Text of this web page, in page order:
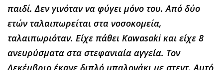
παιδί. Δεν γινόταν να φύγει μόνο του. Από δύο
ετών ταλαιπωρείται στα νοσοκομεία,
ταλαιπωριόταν. Είχε πάθει Kawasaki και είχε 8
ανευρύσματα στα στεφανιαία αγγεία. Τον
Δεκέμβριο έκανε διπλό μπαλονάκι με στεντ. Αυτό